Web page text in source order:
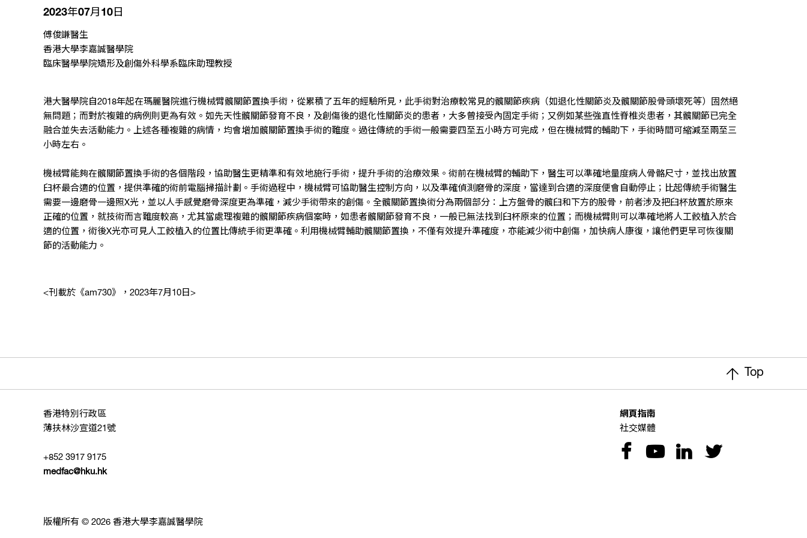
2023年07月10日
傅俊謙醫生
香港大學李嘉誠醫學院
臨床醫學學院矯形及創傷外科學系臨床助理教授
港大醫學院自 2018年起在瑪麗醫院進行機械臂髖關節置換手術 ，從累積了五年的經驗所見 ，此手術對治療較常見的髖關節疾病 （如退化性關節炎及髖關節股骨頭壞死等）固然絕
無問題 ；而對於複雜的病例則更為有效 。 如先天性髖關節發育不良 ， 及創傷後的退化性關節炎的患者 ， 大多曾接受內固定手術 ； 又例如某些強直性脊椎炎患者 ， 其髖關節已完全
融合並失去活動能力 。上述各種複雜的病情 ，均會增加髖關節置換手術的難度 。 過往傳統的手術一般需要四至五小時方可完成 ， 但在機械臂的輔助下 ， 手術時間可縮減至兩至三
小時左右 。
機械臂能夠在髖關節置換手術的各個階段 ，協助醫生更精準和有效地施行手術 ，提升手術的治療效果 。 術前在機械臂的輔助下 ，醫生可以準確地量度病人骨骼尺寸 ，並找出放置
臼杯最合適的位置 ，提供準確的術前電腦掃描計劃 。 手術過程中 ， 機械臂可協助醫生控制方向 ， 以及準確偵測磨骨的深度 ，當達到合適的深度便會自動停止 ；比起傳統手術醫生
需要一邊磨骨一邊照X光 ，並以人手感覺磨骨深度更為準確 ，減少手術帶來的創傷 。 全髖關節置換術分為兩個部分：上方盤骨的髖臼和下方的股骨 ， 前者涉及把臼杯放置於原來
正確的位置 ， 就技術而言難度較高 ， 尤其當處理複雜的髖關節疾病個案時 ， 如患者髖關節發育不良 ， 一般已無法找到臼杯原來的位置 ； 而機械臂則可以準確地將人工骹植入於合
適的位置 ， 術後X光亦可見人工骹植入的位置比傳統手術更準確 。 利用機械臂輔助髖關節置換 ， 不僅有效提升準確度 ， 亦能減少術中創傷 ，加快病人康復 ， 讓他們更早可恢復關
節的活動能力 。
<刊載於《am730》， 2023年7月 10 日 >
Top
香港特別行政區
薄扶林沙宣道21號
+852 3917 9175
medfac@hku.hk
網頁指南
社交媒體
版權所有 © 2026 香港大學李嘉誠醫學院